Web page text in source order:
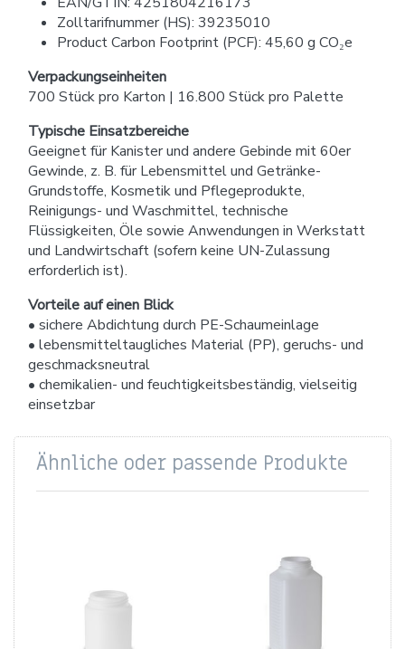
Zolltarifnummer (HS): 39235010
Product Carbon Footprint (PCF): 45,60 g CO₂e
Verpackungseinheiten
700 Stück pro Karton | 16.800 Stück pro Palette
Typische Einsatzbereiche
Geeignet für Kanister und andere Gebinde mit 60er
Gewinde, z. B. für Lebensmittel und Getränke-
Grundstoffe, Kosmetik und Pflegeprodukte,
Reinigungs- und Waschmittel, technische
Flüssigkeiten, Öle sowie Anwendungen in Werkstatt
und Landwirtschaft (sofern keine UN-Zulassung
erforderlich ist).
Vorteile auf einen Blick
• sichere Abdichtung durch PE-Schaumeinlage
• lebensmitteltaugliches Material (PP), geruchs- und
geschmacksneutral
• chemikalien- und feuchtigkeitsbeständig, vielseitig
einsetzbar
Ähnliche oder passende Produkte